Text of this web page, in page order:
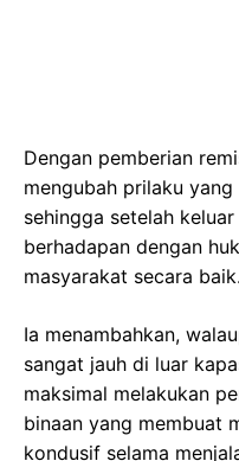
Dengan pemberian
mengubah prilaku
sehingga setelah
berhadapan dengan
masyarakat secara baik.
Ia menambahkan,
sangat jauh di luar
maksimal melakukan
binaan yang membuat
kondusif selama